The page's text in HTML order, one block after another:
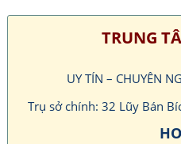
TRUNG
UY TÍN – CHUYÊN
Trụ sở chính: 32 Lũy Bán